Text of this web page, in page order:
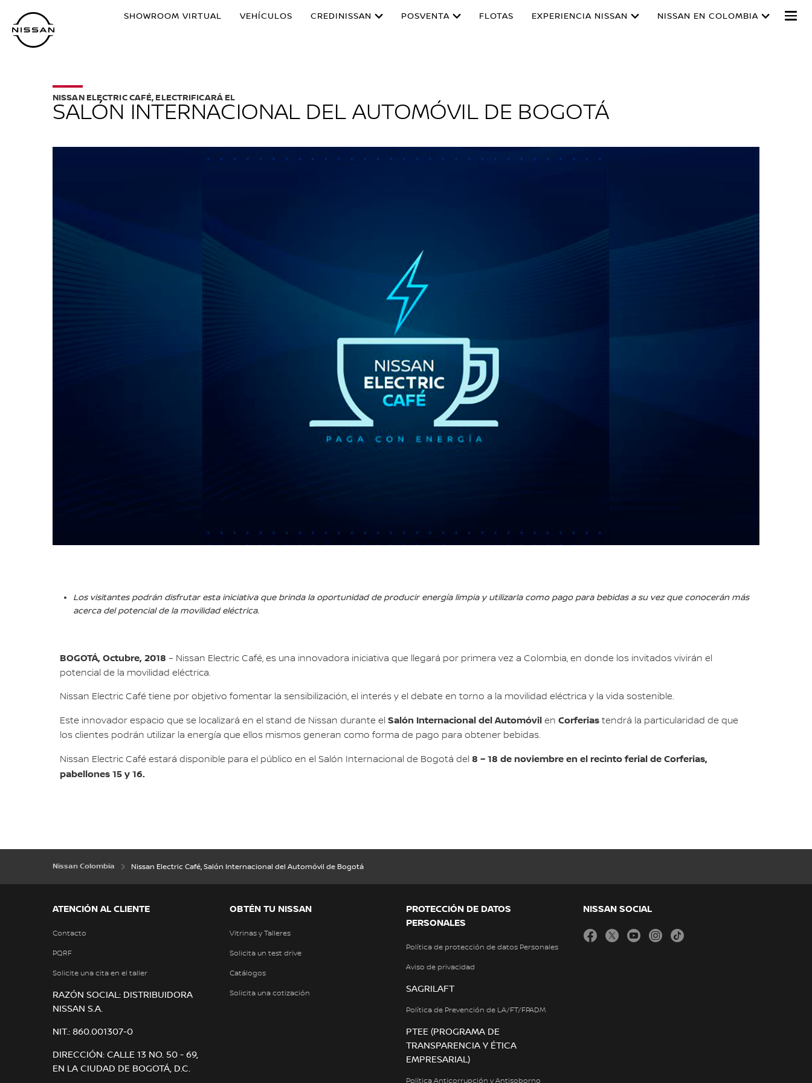
contenido
principal
SHOWROOM VIRTUAL VEHÍCULOS CREDINISSAN POSVENTA FLOTAS EXPERIENCIA NISSAN NISSAN EN COLOMBIA
SALÓN INTERNACIONAL DEL AUTOMÓVIL DE BOGOTÁ
NISSAN ELECTRIC CAFÉ, ELECTRIFICARÁ EL
Los visitantes podrán disfrutar esta iniciativa que brinda la oportunidad de producir energía limpia y utilizarla como pago para bebidas a su vez que conocerán más
acerca del potencial de la movilidad eléctrica.
BOGOTÁ, Octubre, 2018 – Nissan Electric Café, es una innovadora iniciativa que llegará por primera vez a Colombia, en donde los invitados vivirán el
potencial de la movilidad eléctrica.
Nissan Electric Café tiene por objetivo fomentar la sensibilización, el interés y el debate en torno a la movilidad eléctrica y la vida sostenible.
Este innovador espacio que se localizará en el stand de Nissan durante el Salón Internacional del Automóvil en Corferiastendrá la particularidad de que
los clientes podrán utilizar la energía que ellos mismos generan como forma de pago para obtener bebidas.
Nissan Electric Café estará disponible para el público en el Salón Internacional de Bogotá del 8 – 18 de noviembre en el recinto ferial de Corferias,
pabellones 15 y 16.
Nissan Colombia Nissan Electric Café, Salón Internacional del Automóvil de Bogotá
ATENCIÓN AL CLIENTE
Contacto
PQRF
Solicite una cita en el taller
RAZÓN SOCIAL: DISTRIBUIDORA
NISSAN S.A.
NIT.: 860.001307-0
DIRECCIÓN: CALLE 13 NO. 50 - 69,
EN LA CIUDAD DE BOGOTÁ, D.C.
OBTÉN TU NISSAN
Vitrinas y Talleres
Solicita un test drive
Catálogos
Solicita una cotización
PROTECCIÓN DE DATOS
PERSONALES
Política de protección de datos Personales
Aviso de privacidad
SAGRILAFT
Política de Prevención de LA/FT/FPADM
PTEE (PROGRAMA DE
TRANSPARENCIA Y ÉTICA
EMPRESARIAL)
Política Anticorrupción y Antisoborno
NISSAN SOCIAL
facebooktwitteryoutubeinstagram
tiktok